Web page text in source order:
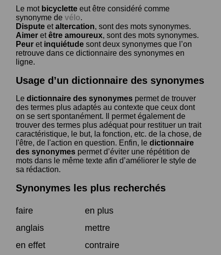
Le mot bicyclette eut être considéré comme
synonyme de vélo.
Dispute etaltercation, sont des mots synonymes.
Aimer etêtre amoureux, sont des mots synonymes.
Peur et inquiétude sont deux synonymes que l’on
retrouve dans ce dictionnaire des synonymes en
ligne.
Usage d’un dictionnaire des synonymes
Le dictionnaire des synonymes permet de trouver
des termes plus adaptés au contexte que ceux dont
on se sert spontanément. Il permet également de
trouver des termes plus adéquat pour restituer un trait
caractéristique, le but, la fonction, etc. de la chose, de
l'être, de l'action en question. Enfin, le dictionnaire
des synonymes permet d’éviter une répétition de
mots dans le même texte afin d’améliorer le style de
sa rédaction.
Synonymes les plus recherchés
faire
en plus
anglais
mettre
en effet
contraire